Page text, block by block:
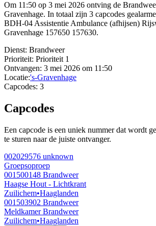
Om 11:50 op 3 mei 2026 ontving de
Gravenhage. In totaal zijn 3 capcodes
BDH-04 Assistentie Ambulance (afhijsen)
Gravenhage 157650 157630.
Dienst: Brandweer
Prioriteit: Prioriteit 1
Ontvangen: 3 mei 2026 om 11:50
Locatie:'s-Gravenhage
Capcodes: 3
Capcodes
Een capcode is een uniek nummer dat wordt
te sturen naar de juiste ontvanger.
002029576 unknown
Groepsoproep
001500148 Brandweer
Haagse Hout - Lichtkrant
Zuilichem•Haaglanden
001503902 Brandweer
Meldkamer Brandweer
Zuilichem•Haaglanden